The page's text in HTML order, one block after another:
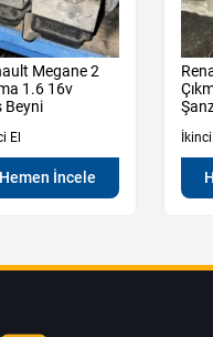
Megane 2
1.6 16v
Beyni
El
Hemen İncele
İkinci